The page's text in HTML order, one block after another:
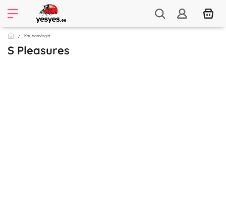
Kaubamärgid
S Pleasures